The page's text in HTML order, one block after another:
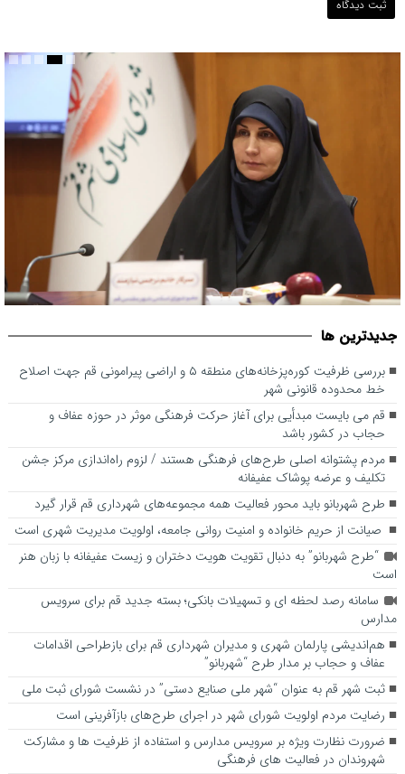
حجاب در کشور باشد
جديدترين ها
بررسی ظرفیت کوره‌پزخانه‌های منطقه ۵ و اراضی پیرامونی قم جهت اصلاح
خط محدوده قانونی شهر
قم می بایست مبدأیی برای آغاز حرکت فرهنگی موثر در حوزه عفاف و
حجاب در کشور باشد
مردم پشتوانه اصلی طرح‌های فرهنگی هستند / لزوم راه‌اندازی مرکز جشن
تکلیف و عرضه پوشاک عفیفانه
طرح شهربانو باید محور فعالیت همه مجموعه‌های شهرداری قم قرار گیرد
صیانت از حریم خانواده و امنیت روانی جامعه، اولویت مدیریت شهری است
“طرح شهربانو” به دنبال تقویت هویت دختران و زیست عفیفانه با زبان هنر
است
سامانه رصد لحظه ای و تسهیلات بانکی؛ بسته جدید قم برای سرویس
مدارس
هم‌اندیشی پارلمان شهری و مدیران شهرداری قم برای بازطراحی اقدامات
عفاف و حجاب بر مدار طرح “شهربانو”
ثبت شهر قم به عنوان “شهر ملی صنایع دستی” در نشست شورای ثبت ملی
رضایت مردم اولویت شورای شهر در اجرای طرح‌های بازآفرینی است
ضرورت نظارت ویژه بر سرویس مدارس و استفاده از ظرفیت ها و مشارکت
شهروندان در فعالیت های فرهنگی